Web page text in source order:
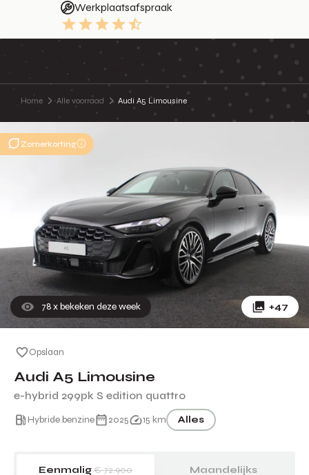
Werkplaatsafspraak
9.3
Home Alle voorraad Audi A5 Limousine
Zomerkorting
78x bekeken deze week +47
Opslaan
Audi A5 Limousine
e-hybrid 299pk S edition quattro
Hybride benzine 2025 15 km Alles
Eenmalig€ 72.900 Maandelijks